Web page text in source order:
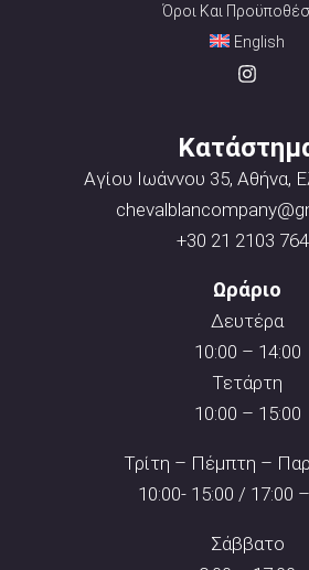
Όροι Και
English
Αγίου Ιωάννου 35, Αθήνα,
+30 21 2103
Ωράριο
Δευτέρα
10:00 – 14:00
Τετάρτη
10:00 – 15:00
Τρίτη – Πέμπτη –
10:00- 15:00 / 17:00
Σάββατο